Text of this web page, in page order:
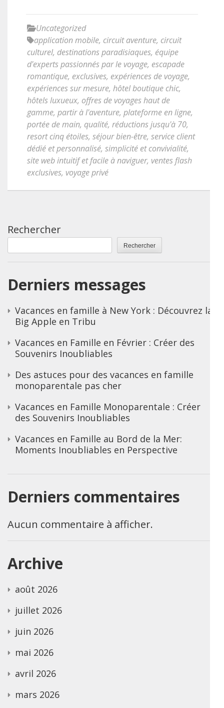
Uncategorized
application mobile, circuit aventure, circuit
culturel, destinations paradisiaques, équipe
d'experts passionnés par le voyage, escapade
romantique, exclusives, expériences de voyage,
expériences sur mesure, hôtel boutique chic,
hôtels luxueux, offres de voyages haut de
gamme, partir à l'aventure, plateforme en ligne,
portée de main, qualité, réductions jusqu'à 70,
resort cinq étoiles, séjour bien-être, service client
dédié et personnalisé, simplicité et convivialité,
site web intuitif et facile à naviguer, ventes flash
exclusives, voyage privé
Rechercher
Rechercher
Derniers messages
Vacances en famille à New York : Découvrez la
Big Apple en Tribu
Vacances en Famille en Février : Créer des
Souvenirs Inoubliables
Des astuces pour des vacances en famille
monoparentale pas cher
Vacances en Famille Monoparentale : Créer
des Souvenirs Inoubliables
Vacances en Famille au Bord de la Mer:
Moments Inoubliables en Perspective
Derniers commentaires
Aucun commentaire à afficher.
Archive
août 2026
juillet 2026
juin 2026
mai 2026
avril 2026
mars 2026